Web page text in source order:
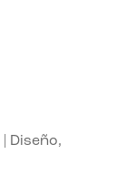
Diseño,